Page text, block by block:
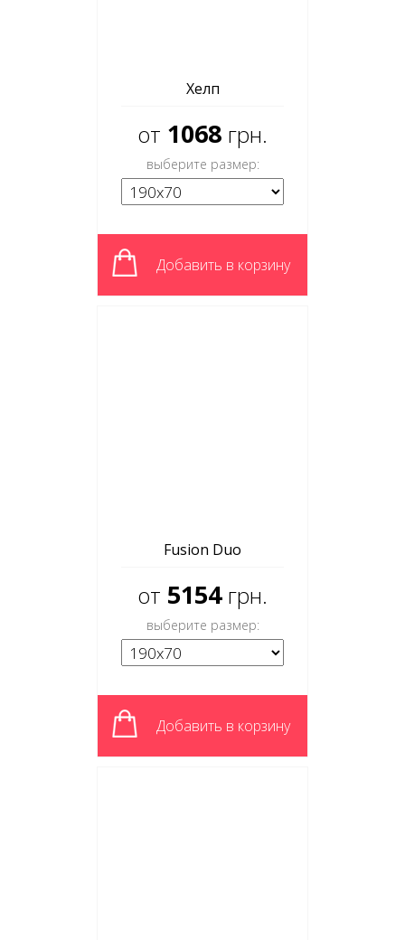
Хелп
от 1068 грн.
выберите размер:
Добавить в корзину
Fusion Duo
от 5154 грн.
выберите размер:
Добавить в корзину